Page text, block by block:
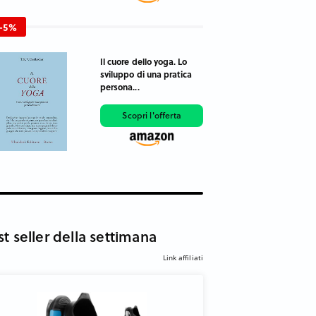
Il cuore dello yoga. Lo
sviluppo di una pratica
persona...
Scopri l'offerta
seller della settimana
Link affiliati